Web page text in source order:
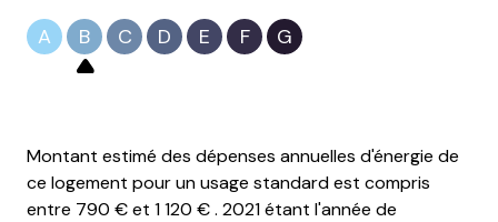
A B C D E F G
Montant estimé des dépenses annuelles d'énergie de
ce logement pour un usage standard est compris
entre 790 € et 1 120 € . 2021 étant l'année de